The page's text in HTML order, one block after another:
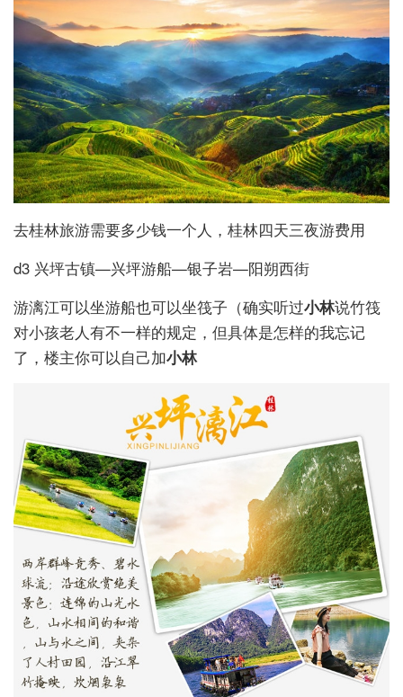
去桂林旅游需要多少钱一个人，桂林四天三夜游费用
d3 兴坪古镇—兴坪游船—银子岩—阳朔西街
游漓江可以坐游船也可以坐筏子（确实听过小林说竹筏
对小孩老人有不一样的规定，但具体是怎样的我忘记
了，楼主你可以自己加小林